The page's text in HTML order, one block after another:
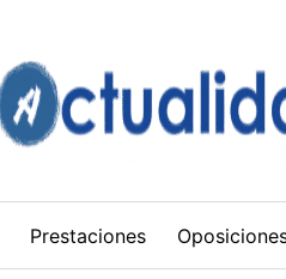
Prestaciones